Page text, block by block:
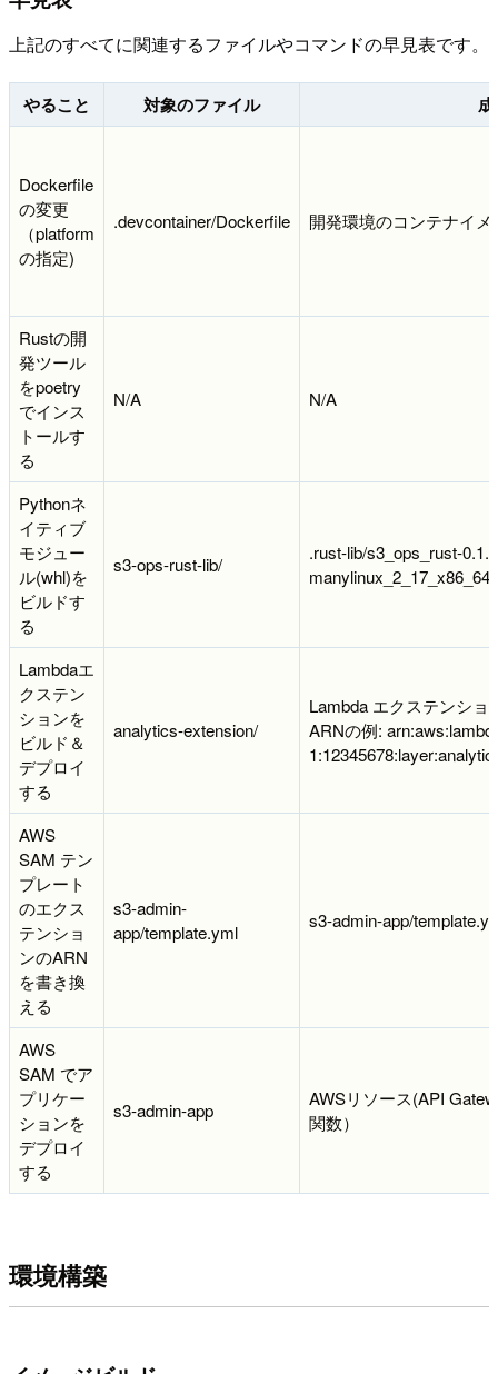
上記のすべてに関連するファイルやコマンドの早見表です。
やること 対象のファイル
Dockerfile
の変更
（platform
の指定)
.devcontainer/Dockerfile 開発環境のコンテナイメ
Rustの開
発ツール
をpoetry
でインス
トールす
る
N/A N/A
Pythonネ
イティブ
モジュー
ル(whl)を
ビルドす
る
s3-ops-rust-lib/
.rust-lib/s3_ops_rust-
Lambdaエ
クステン
ションを
ビルド＆
デプロイ
する
analytics-extension/
Lambda エクステンショ
ARNの例:
AWS
SAM テン
プレート
のエクス
テンショ
ンのARN
を書き換
える
s3-admin-
app/template.yml
s3-admin-app/
AWS
SAM でア
プリケー
ションを
デプロイ
する
s3-admin-app
AWSリソース(API
関数）
環境構築